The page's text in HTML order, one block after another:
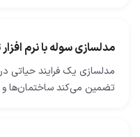
مدلسازی سوله با نرم
مدلسازی یک فرایند
تضمین می‌کند ساختمان‌ها و